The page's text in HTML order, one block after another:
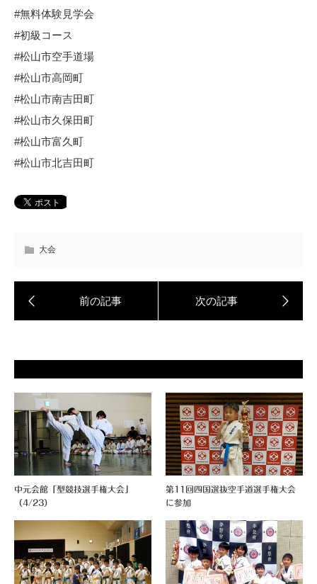
#無料体験見学会
#初級コース
#松山市空手道場
#松山市高岡町
#松山市南吉田町
#松山市久保田町
#松山市富久町
#松山市北吉田町
大会
中元会館「型競技選手権大会」
（4/23）
第11回四国選抜空手道選手権大会
に参加